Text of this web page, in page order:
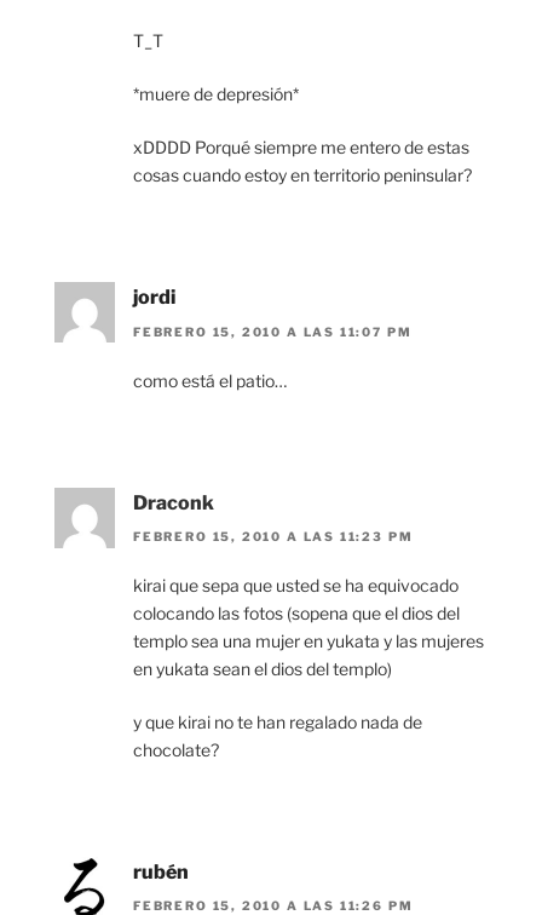
T_T
*muere de depresión*
xDDDD Porqué siempre me entero de estas
cosas cuando estoy en territorio peninsular?
jordi
FEBRERO 15, 2010 A LAS 11:07 PM
como está el patio…
Draconk
FEBRERO 15, 2010 A LAS 11:23 PM
kirai que sepa que usted se ha equivocado
colocando las fotos (sopena que el dios del
templo sea una mujer en yukata y las mujeres
en yukata sean el dios del templo)
y que kirai no te han regalado nada de
chocolate?
rubén
FEBRERO 15, 2010 A LAS 11:26 PM